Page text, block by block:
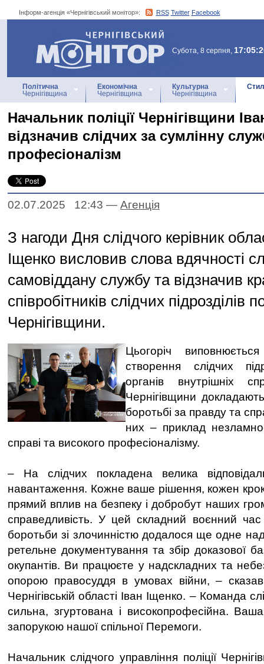
Інформ-агенція «Чернігівський монітор»: RSS Twitter Facebook
Інформ-агенція
«Чернігівський монітор»
Субота, 8 серпня,
Політична
Чернігівщина
Економічна
Чернігівщина
Культурна
Чернігівщина
Начальник поліції Чернігівщини
відзначив слідчих за сумлінну
професіоналізм
02.07.2025 12:43 — Агенцiя
З нагоди Дня слідчого керівник
Іщенко висловив слова вдячності
самовіддану службу та відзначив
співробітників слідчих підрозділів
Чернігівщини.
Цьогоріч
створення слідчих
органів внутрішніх
Чернігівщини
боротьбі за правду та
них – приклад
справі та високого професіоналізму.
– На слідчих покладена велика
навантаження. Кожне ваше рішення, кожен крок
прямий вплив на безпеку і добробут наших
справедливість. У цей складний воєнний
боротьби зі злочинністю додалося ще одне
ретельне документування та збір доказової
окупантів. Ви працюєте у надскладних та
опорою правосуддя в умовах війни, –
Чернігівській області Іван Іщенко. – Команда
сильна, згуртована і високопрофесійна. Ваша
запорукою нашої спільної Перемоги.
Начальник слідчого управління поліції